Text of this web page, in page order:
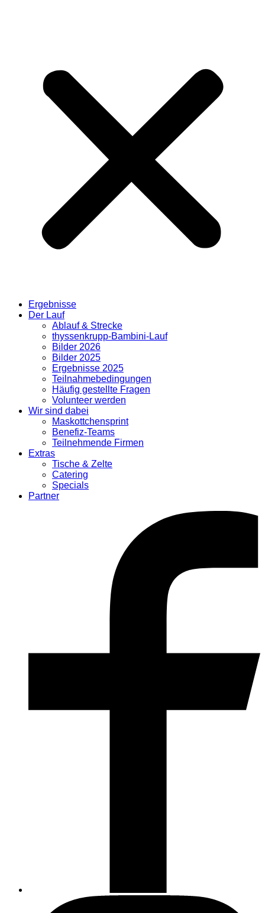
Ergebnisse
Der Lauf
Ablauf & Strecke
thyssenkrupp-Bambini-Lauf
Bilder 2026
Bilder 2025
Ergebnisse 2025
Teilnahmebedingungen
Häufig gestellte Fragen
Volunteer werden
Wir sind dabei
Maskottchensprint
Benefiz-Teams
Teilnehmende Firmen
Extras
Tische & Zelte
Catering
Specials
Partner